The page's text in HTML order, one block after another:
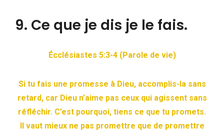
9. Ce que je dis je le fais.
Écclésiastes 5:3-4 (Parole de vie)
Si tu fais une promesse à Dieu, accomplis-la sans
retard, car Dieu n’aime pas ceux qui agissent sans
réfléchir. C’est pourquoi, tiens ce que tu promets.
Il vaut mieux ne pas promettre que de promettre